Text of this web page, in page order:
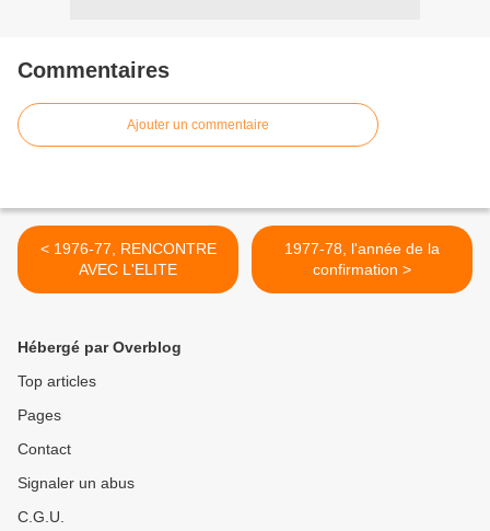
Commentaires
Ajouter un commentaire
< 1976-77, RENCONTRE
AVEC L'ELITE
1977-78, l'année de la
confirmation >
Hébergé par Overblog
Top articles
Pages
Contact
Signaler un abus
C.G.U.